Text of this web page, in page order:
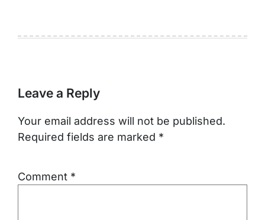
Leave a Reply
Your email address will not be published.
Required fields are marked *
Comment *